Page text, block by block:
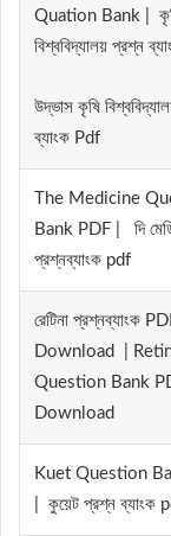
Quation Bank |
বিশ্ববিদ্যালয় প্রশ্ন
উদ্ভাস কৃষি
ব্যাংক Pdf
The Medicine
Bank PDF | দি
প্রশ্নব্যাংক pdf
রেটিনা প্রশ্নব্যাংক
Download |
Question Bank
Download
Kuet Question
| কুয়েট প্রশ্ন